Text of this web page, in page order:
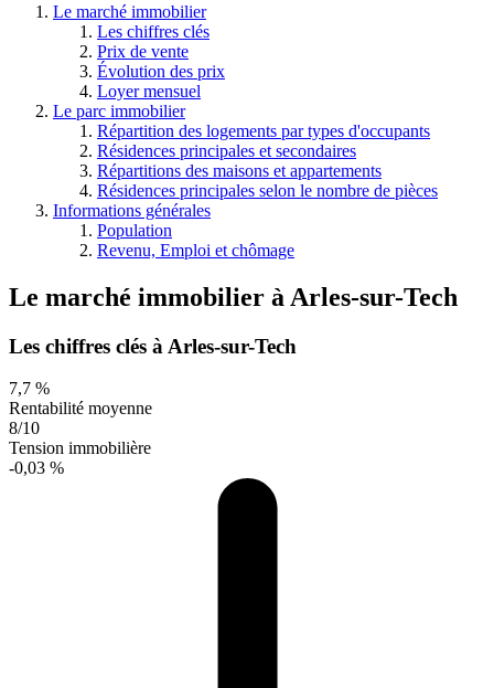
Le marché immobilier
Les chiffres clés
Prix de vente
Évolution des prix
Loyer mensuel
Le parc immobilier
Répartition des logements par types d'occupants
Résidences principales et secondaires
Répartitions des maisons et appartements
Résidences principales selon le nombre de pièces
Informations générales
Population
Revenu, Emploi et chômage
Le marché immobilier à Arles-sur-Tech
Les chiffres clés à Arles-sur-Tech
7,7 %
Rentabilité moyenne
8/10
Tension immobilière
-0,03 %